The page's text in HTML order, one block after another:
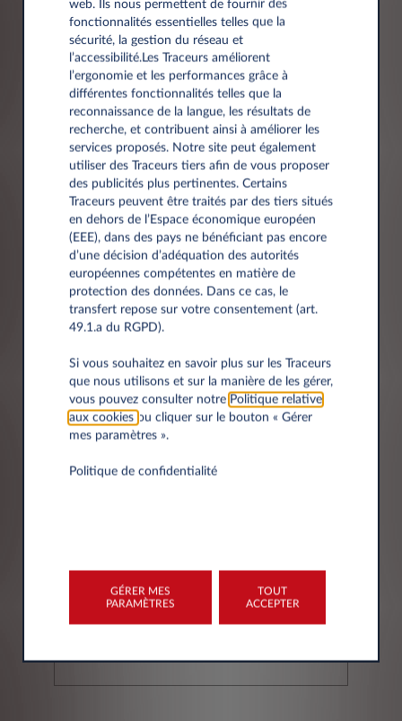
Numéro de téléphone*
Informations société
Société*
Numéro de TVA*
Adresse
web. Ils nous permettent de fournir des
fonctionnalités essentielles telles que la
sécurité, la gestion du réseau et
l’accessibilité.Les Traceurs améliorent
l’ergonomie et les performances grâce à
différentes fonctionnalités telles que la
reconnaissance de la langue, les résultats de
recherche, et contribuent ainsi à améliorer les
services proposés. Notre site peut également
utiliser des Traceurs tiers afin de vous proposer
des publicités plus pertinentes. Certains
Traceurs peuvent être traités par des tiers situés
en dehors de l’Espace économique européen
(EEE), dans des pays ne bénéficiant pas encore
d’une décision d’adéquation des autorités
européennes compétentes en matière de
protection des données. Dans ce cas, le
transfert repose sur votre consentement (art.
49.1.a du RGPD).
Si vous souhaitez en savoir plus sur les Traceurs
que nous utilisons et sur la manière de les gérer,
vous pouvez consulter notre Politique relative
aux cookies ou cliquer sur le bouton « Gérer
mes paramètres ».
Politique de confidentialité
GÉRER MES
PARAMÈTRES
TOUT
ACCEPTER